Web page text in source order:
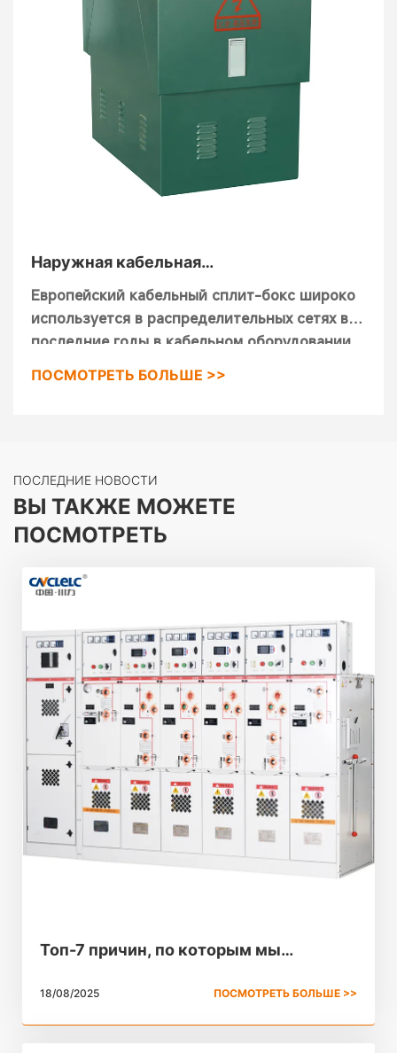
изолятора и заземлителя", GB/ T11022-1999
"общие технические требования для
высоковольтных распределительных
устройств и стандартов оборудования
управления", Это основной коммутационный
элемент RMU.
Наружная кабельная
распределительная коробка DFW-12
Европейский кабельный сплит-бокс широко
используется в распределительных сетях в
последние годы в кабельном оборудовании,
двусторонняя дверь, использование
кабель не нуждается в большом пролете
кросса и другие существенные
преимущества. Используемый кабельный
разъем соответствует стандарту DIN47636.
Как правило, используется номинальный ток
630A с болтовым соединением типа
ПОСМОТРЕТЬ БОЛЬШЕ >>
ПОСЛЕДНИЕ НОВОСТИ
ВЫ ТАКЖЕ МОЖЕТЕ
ПОСМОТРЕТЬ
Топ-7 причин, по которым мы
распределительных устройств с
элегазовой изоляцией
18/08/2025 ПОСМОТРЕТЬ БОЛЬШЕ >>